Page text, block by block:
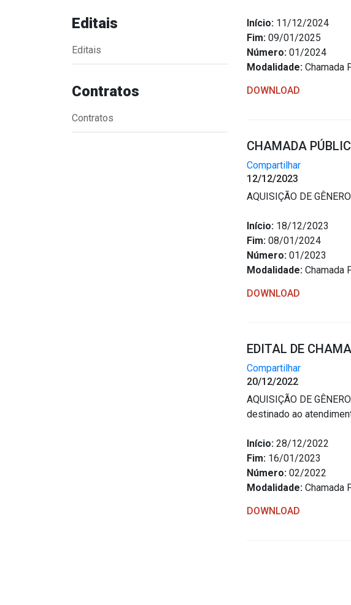
Contato
Página Inicial
Editais
Editais
Contratos
Contratos
Início: 11/12/2024
Fim: 09/01/2025
Número: 01/2024
Modalidade: Chamada
DOWNLOAD
CHAMADA
Compartilhar
12/12/2023
AQUISIÇÃO DE
Início: 18/12/2023
Fim: 08/01/2024
Número: 01/2023
Modalidade: Chamada
DOWNLOAD
EDITAL DE
Compartilhar
20/12/2022
AQUISIÇÃO DE
destinado ao
Início: 28/12/2022
Fim: 16/01/2023
Número: 02/2022
Modalidade: Chamada
DOWNLOAD